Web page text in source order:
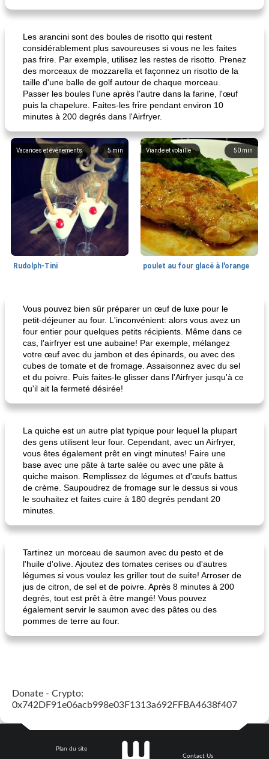
Les arancini sont des boules de risotto qui restent
considérablement plus savoureuses si vous ne les faites
pas frire. Par exemple, utilisez les restes de risotto. Prenez
des morceaux de mozzarella et façonnez un risotto de la
taille d'une balle de golf autour de chaque morceau.
Passer les boules l'une après l'autre dans la farine, l'œuf
puis la chapelure. Faites-les frire pendant environ 10
minutes à 200 degrés dans l'Airfryer.
5min
Vacances et événements
Rudolph-Tini
50 min
Viande et volaille
poulet au four glacé à l'orange
Vous pouvez bien sûr préparer un œuf de luxe pour le
petit-déjeuner au four. L'inconvénient: alors vous avez un
four entier pour quelques petits récipients. Même dans ce
cas, l'airfryer est une aubaine! Par exemple, mélangez
votre œuf avec du jambon et des épinards, ou avec des
cubes de tomate et de fromage. Assaisonnez avec du sel
et du poivre. Puis faites-le glisser dans l'Airfryer jusqu'à ce
qu'il ait la fermeté désirée!
La quiche est un autre plat typique pour lequel la plupart
des gens utilisent leur four. Cependant, avec un Airfryer,
vous êtes également prêt en vingt minutes! Faire une
base avec une pâte à tarte salée ou avec une pâte à
quiche maison. Remplissez de légumes et d'œufs battus
de crème. Saupoudrez de fromage sur le dessus si vous
le souhaitez et faites cuire à 180 degrés pendant 20
minutes.
Tartinez un morceau de saumon avec du pesto et de
l'huile d'olive. Ajoutez des tomates cerises ou d'autres
légumes si vous voulez les griller tout de suite! Arroser de
jus de citron, de sel et de poivre. Après 8 minutes à 200
degrés, tout est prêt à être mangé! Vous pouvez
également servir le saumon avec des pâtes ou des
pommes de terre au four.
Donate - Crypto:
0x742DF91e06acb998e03F1313a692FFBA4638f407
Plan du site
Contact Us